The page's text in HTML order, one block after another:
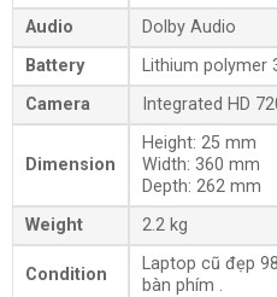
Audio
Dolby Audio
Battery
Lithium polymer 3
Camera
Integrated HD
Dimension
Height: 25 mm
Width: 360 mm
Depth: 262 mm
Weight
2.2 kg
Condition
Laptop cũ đẹp
bàn phím .